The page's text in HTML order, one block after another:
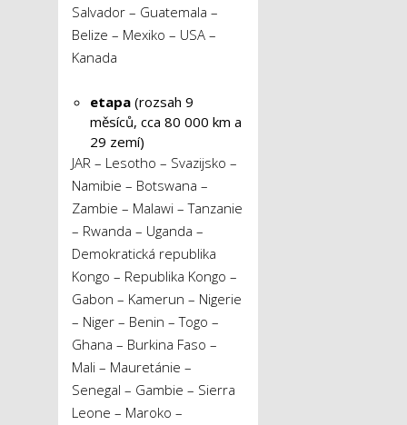
Salvador – Guatemala –
Belize – Mexiko – USA –
Kanada
etapa (rozsah 9
měsíců, cca 80 000 km a
29 zemí)
JAR – Lesotho – Svazijsko –
Namibie – Botswana –
Zambie – Malawi – Tanzanie
– Rwanda – Uganda –
Demokratická republika
Kongo – Republika Kongo –
Gabon – Kamerun – Nigerie
– Niger – Benin – Togo –
Ghana – Burkina Faso –
Mali – Mauretánie –
Senegal – Gambie – Sierra
Leone – Maroko –